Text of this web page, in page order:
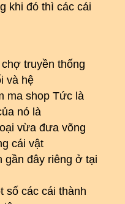
khi đó thì các cái
truyền thống
và hệ
ma shop Tức là
nó là
vừa đưa võng
cái vật
gần đây riêng ở tại
số các cái thành